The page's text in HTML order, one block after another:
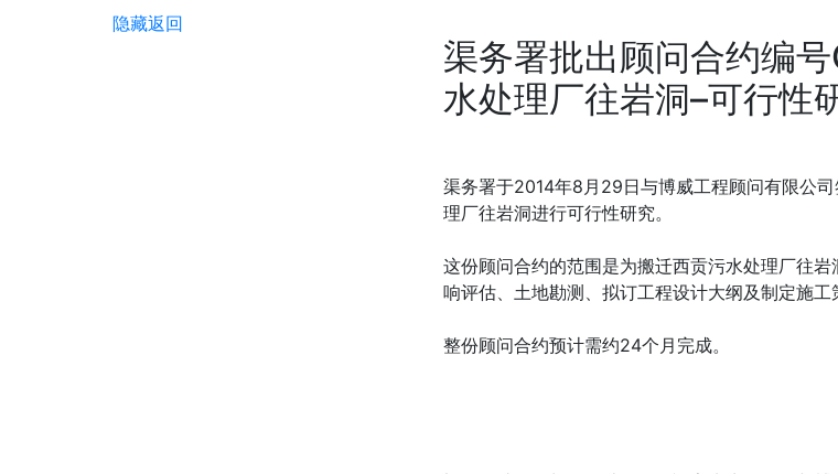
隐藏返回
渠务署批出顾问合约编
水处理厂往岩洞–可行性
渠务署于2014年8月29日与博威工程顾问有限公
理厂往岩洞进行可行性研究。
这份顾问合约的范围是为搬迁西贡污水处理厂往
响评估、土地勘测、拟订工程设计大纲及制定施
整份顾问合约预计需约24个月完成。